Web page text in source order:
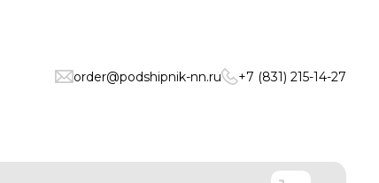
order@podshipnik-nn.ru +7 (831) 215-14-27